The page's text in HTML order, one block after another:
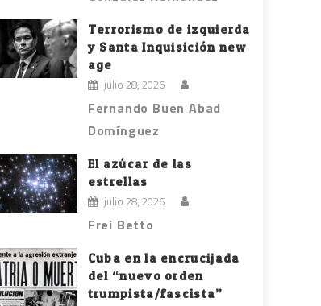
Terrorismo de izquierda
y Santa Inquisición new
age
julio 28, 2026
Fernando Buen Abad
Domínguez
El azúcar de las
estrellas
julio 28, 2026
Frei Betto
Cuba en la encrucijada
del “nuevo orden
trumpista/fascista”